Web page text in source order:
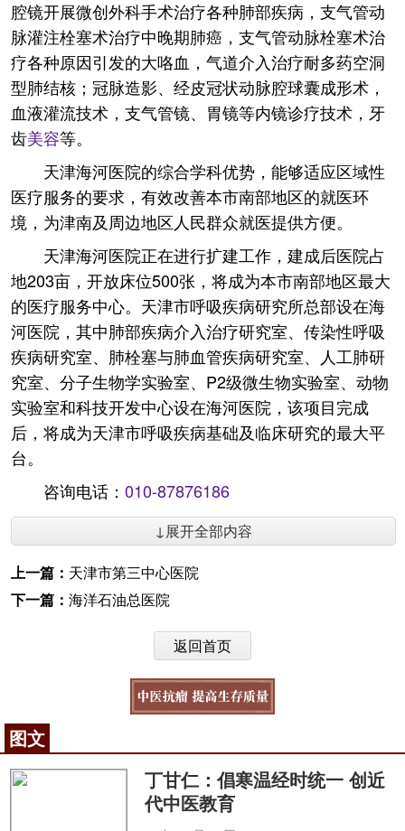
腔镜开展微创外科手术治疗各种肺部疾病，支气管动
脉灌注栓塞术治疗中晚期肺癌，支气管动脉栓塞术治
疗各种原因引发的大咯血，气道介入治疗耐多药空洞
型肺结核；冠脉造影、经皮冠状动脉腔球囊成形术，
血液灌流技术，支气管镜、胃镜等内镜诊疗技术，牙
齿美容等。
天津海河医院的综合学科优势，能够适应区域性
医疗服务的要求，有效改善本市南部地区的就医环
境，为津南及周边地区人民群众就医提供方便。
天津海河医院正在进行扩建工作，建成后医院占
地203亩，开放床位500张，将成为本市南部地区最大
的医疗服务中心。天津市呼吸疾病研究所总部设在海
河医院，其中肺部疾病介入治疗研究室、传染性呼吸
疾病研究室、肺栓塞与肺血管疾病研究室、人工肺研
究室、分子生物学实验室、P2级微生物实验室、动物
实验室和科技开发中心设在海河医院，该项目完成
后，将成为天津市呼吸疾病基础及临床研究的最大平
台。
咨询电话： 010-87876186
↓展开全部内容
上一篇： 天津市第三中心医院
下一篇： 海洋石油总医院
返回首页
图文
丁甘仁：倡寒温经时统一 创近
代中医教育